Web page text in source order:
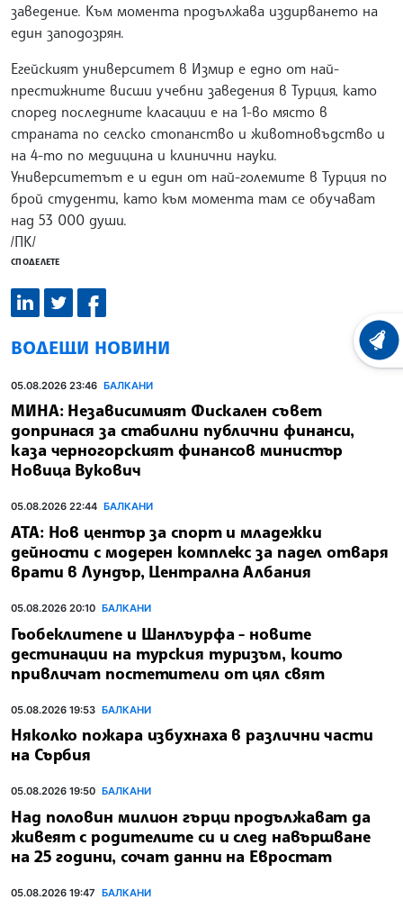
заведение. Към момента продължава издирването на
един заподозрян.
Егейският университет в Измир е едно от най-
престижните висши учебни заведения в Турция, като
според последните класации е на 1-во място в
страната по селско стопанство и животновъдство и
на 4-то по медицина и клинични науки.
Университетът е и един от най-големите в Турция по
брой студенти, като към момента там се обучават
над 53 000 души.
/ПК/
СПОДЕЛЕТЕ
ВОДЕЩИ НОВИНИ
05.08.2026 23:46 БАЛКАНИ
МИНА: Независимият Фискален съвет
допринася за стабилни публични финанси,
каза черногорският финансов министър
Новица Вукович
05.08.2026 22:44 БАЛКАНИ
АТА: Нов център за спорт и младежки
дейности с модерен комплекс за падел отваря
врати в Лундър, Централна Албания
05.08.2026 20:10 БАЛКАНИ
Гьобеклитепе и Шанлъурфа - новите
дестинации на турския туризъм, които
привличат постетители от цял свят
05.08.2026 19:53 БАЛКАНИ
Няколко пожара избухнаха в различни части
на Сърбия
05.08.2026 19:50 БАЛКАНИ
Над половин милион гърци продължават да
живеят с родителите си и след навършване
на 25 години, сочат данни на Евростат
05.08.2026 19:47 БАЛКАНИ